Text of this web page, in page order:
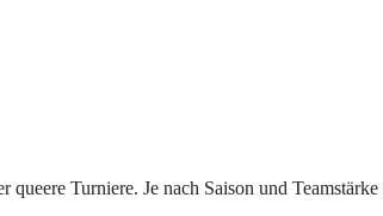
Turniere. Je nach Saison und